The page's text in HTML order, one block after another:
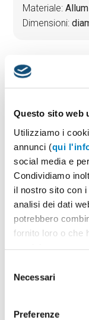
Questo sito web
Utilizziamo i
annunci (qui
social media e
Condividiamo
il nostro sito con
analisi dei dati
potrebbero
fornito loro o che
delNecessari
Preferenze
Materiale:
Dimensioni:
1
2
Minimo: